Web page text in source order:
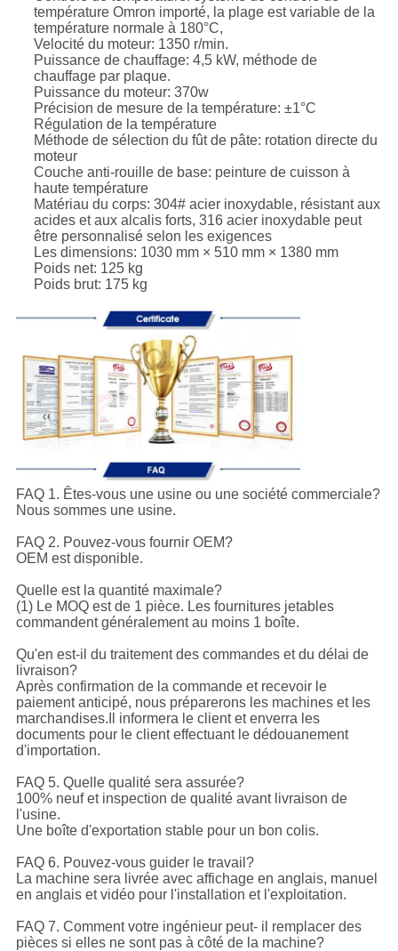
température Omron importé, la plage est variable de la
température normale à 180°C,
Velocité du moteur: 1350 r/min.
Puissance de chauffage: 4,5 kW, méthode de
chauffage par plaque.
Puissance du moteur: 370w
Précision de mesure de la température: ±1°C
Régulation de la température
Méthode de sélection du fût de pâte: rotation directe du
moteur
Couche anti-rouille de base: peinture de cuisson à
haute température
Matériau du corps: 304# acier inoxydable, résistant aux
acides et aux alcalis forts, 316 acier inoxydable peut
être personnalisé selon les exigences
Les dimensions: 1030 mm × 510 mm × 1380 mm
Poids net: 125 kg
Poids brut: 175 kg
FAQ 1. Êtes-vous une usine ou une société commerciale?
Nous sommes une usine.
FAQ 2. Pouvez-vous fournir OEM?
OEM est disponible.
Quelle est la quantité maximale?
(1) Le MOQ est de 1 pièce. Les fournitures jetables
commandent généralement au moins 1 boîte.
Qu'en est-il du traitement des commandes et du délai de
livraison?
Après confirmation de la commande et recevoir le
paiement anticipé, nous préparerons les machines et les
marchandises.Il informera le client et enverra les
documents pour le client effectuant le dédouanement
d'importation.
FAQ 5. Quelle qualité sera assurée?
100% neuf et inspection de qualité avant livraison de
l'usine.
Une boîte d'exportation stable pour un bon colis.
FAQ 6. Pouvez-vous guider le travail?
La machine sera livrée avec affichage en anglais, manuel
en anglais et vidéo pour l'installation et l'exploitation.
FAQ 7. Comment votre ingénieur peut- il remplacer des
pièces si elles ne sont pas à côté de la machine?